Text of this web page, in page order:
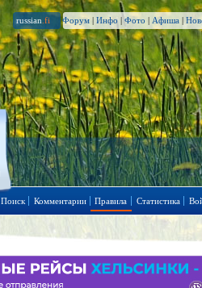
russian .fi Форум | Инфо | Фото | Афиша |
Поиск Комментарии Правила Статистика